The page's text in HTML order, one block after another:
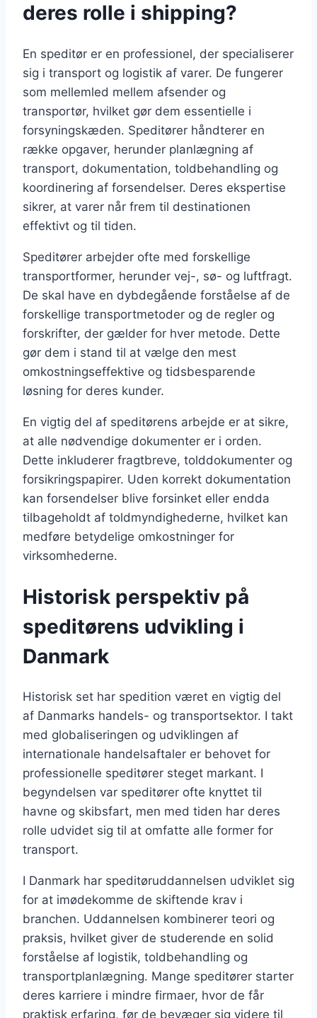
deres rolle i shipping?
En speditør er en professionel, der specialiserer
sig i transport og logistik af varer. De fungerer
som mellemled mellem afsender og
transportør, hvilket gør dem essentielle i
forsyningskæden. Speditører håndterer en
række opgaver, herunder planlægning af
transport, dokumentation, toldbehandling og
koordinering af forsendelser. Deres ekspertise
sikrer, at varer når frem til destinationen
effektivt og til tiden.
Speditører arbejder ofte med forskellige
transportformer, herunder vej-, sø- og luftfragt.
De skal have en dybdegående forståelse af de
forskellige transportmetoder og de regler og
forskrifter, der gælder for hver metode. Dette
gør dem i stand til at vælge den mest
omkostningseffektive og tidsbesparende
løsning for deres kunder.
En vigtig del af speditørens arbejde er at sikre,
at alle nødvendige dokumenter er i orden.
Dette inkluderer fragtbreve, tolddokumenter og
forsikringspapirer. Uden korrekt dokumentation
kan forsendelser blive forsinket eller endda
tilbageholdt af toldmyndighederne, hvilket kan
medføre betydelige omkostninger for
virksomhederne.
Historisk perspektiv på
speditørens udvikling i
Danmark
Historisk set har spedition været en vigtig del
af Danmarks handels- og transportsektor. I takt
med globaliseringen og udviklingen af
internationale handelsaftaler er behovet for
professionelle speditører steget markant. I
begyndelsen var speditører ofte knyttet til
havne og skibsfart, men med tiden har deres
rolle udvidet sig til at omfatte alle former for
transport.
I Danmark har speditøruddannelsen udviklet sig
for at imødekomme de skiftende krav i
branchen. Uddannelsen kombinerer teori og
praksis, hvilket giver de studerende en solid
forståelse af logistik, toldbehandling og
transportplanlægning. Mange speditører starter
deres karriere i mindre firmaer, hvor de får
praktisk erfaring, før de bevæger sig videre til